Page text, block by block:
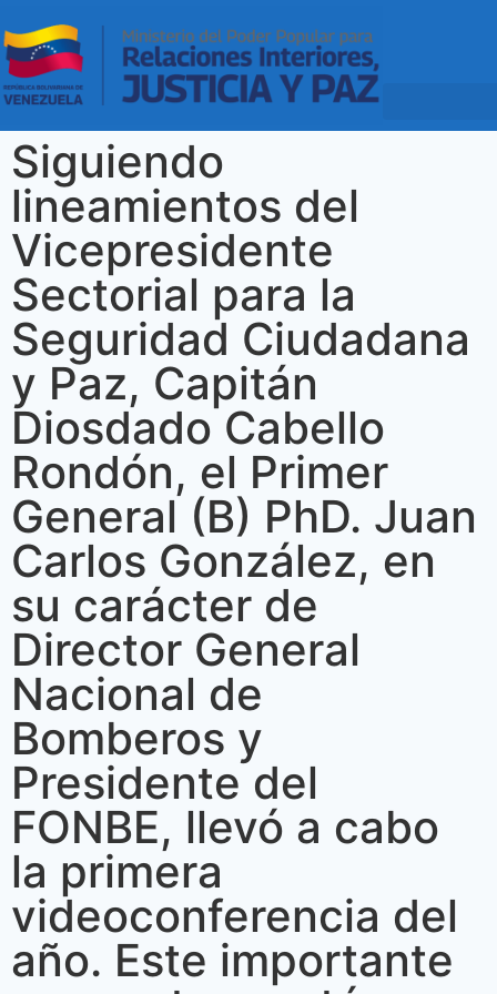
Siguiendo
lineamientos del
Vicepresidente
Sectorial para la
Seguridad Ciudadana
y Paz, Capitán
Diosdado Cabello
Rondón, el Primer
General (B) PhD. Juan
Carlos González, en
su carácter de
Director General
Nacional de
Bomberos y
Presidente del
FONBE, llevó a cabo
la primera
videoconferencia del
año. Este importante